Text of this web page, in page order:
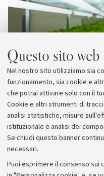
Questo sito
Nel nostro sito utilizziamo sia
funzionamento, sia cookie e
che potrai attivare solo con il
Cookie e altri strumenti di
analisi statistiche, misure
istituzionale e analisi dei
Se chiudi questo banner
necessari.
Puoi esprimere il consenso